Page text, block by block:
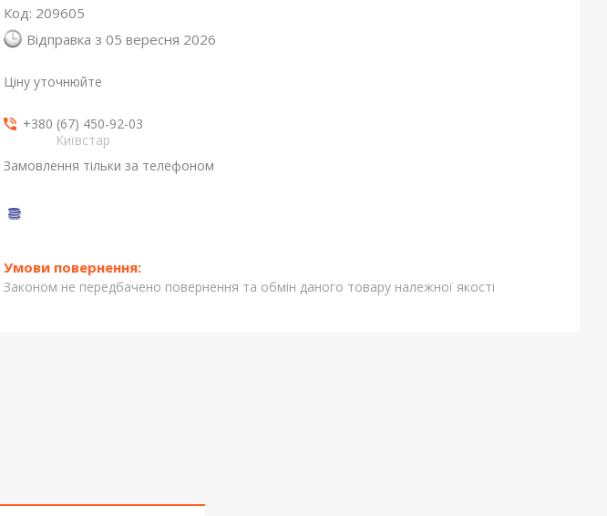
Код: 209605
Відправка з 05 вересня 2026
Ціну уточнюйте
+380 (67) 450-92-03
Київстар
Замовлення тільки за телефоном
Законом не передбачено повернення та обмін даного товару належної якості